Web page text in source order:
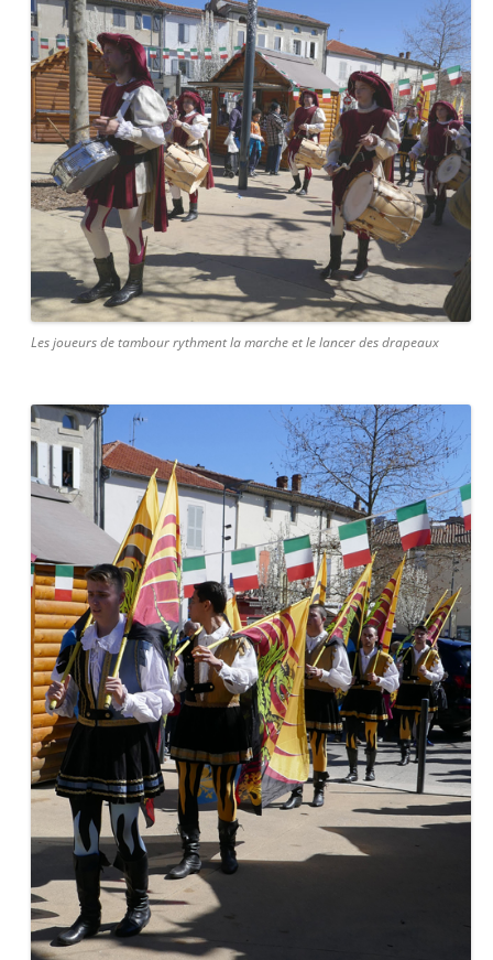
Les joueurs de tambour rythment la marche et le lancer des drapeaux